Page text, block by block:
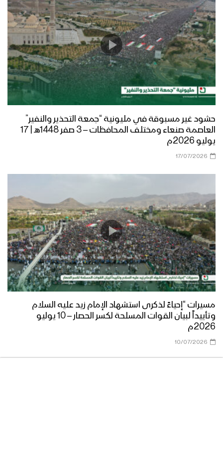
حشود غير مسبوقة في مليونية “جمعة التحذير والنفير”
العاصمة صنعاء ومختلف المحافظات – 3 صفر 1448هـ | 17
يوليو 2026م
17/07/2026
مسيرات “إحياءً لذكرى استشهاد الإمام زيد عليه السلام
وتأييداً لبيان القوات المسلحة لكسر الحصار – 10 يوليو
2026م
10/07/2026